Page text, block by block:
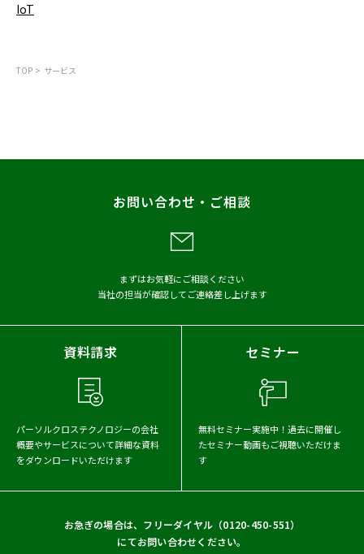
IoT
TOP サービス
お問い合わせ・ご相談
まずはお気軽にご相談ください
当社の担当が確認してご連絡差し上げます
資料請求
パーソルクロステクノロジーの会社
概要やサービスについて詳細な資料
をダウンロードいただけます
セミナー
無料セミナー実施中！ 過去に開催し
たセミナー動画もご視聴いただけま
す
お急ぎの場合は、フリーダイヤル（0120-450-551）
にてお問い合わせください。